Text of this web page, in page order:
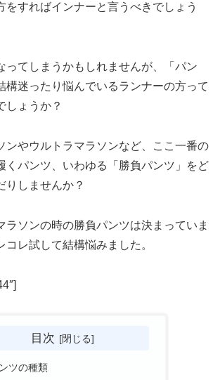
をすればインナーと言うべきでしょう
ってしまうかもしれませんが、「パン
構迷ったり悩んでいるランナーの方って
しょうか？
ンやウルトラマラソンなど、ここ一番の
くパンツ、いわゆる「勝負パンツ」をど
りしませんか？
ラソンの時の勝負パンツは決まっていま
コレ試して結構悩みました。
目次
ツの種類